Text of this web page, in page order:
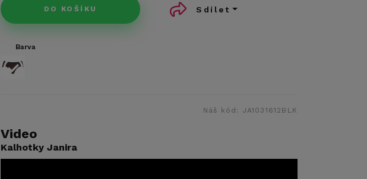
DO KOŠÍKU Sdílet
Barva
Náš kód: JA1031612BLK
Video
Kalhotky Janira